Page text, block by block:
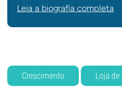
Leia a biografia completa
Crescimento Loja